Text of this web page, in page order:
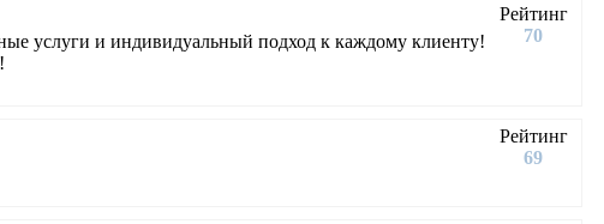
Рейтинг
70
услуги и индивидуальный подход к каждому клиенту!
Рейтинг
69